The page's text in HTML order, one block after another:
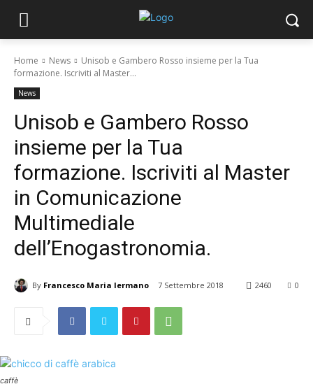
Home News
Unisob e Gambero Rosso insieme per la Tua
formazione. Iscriviti al Master...
News
Unisob e Gambero Rosso
insieme per la Tua
formazione. Iscriviti al Master
in Comunicazione
Multimediale
dell’Enogastronomia.
By Francesco Maria Iermano 7 Settembre 2018 0
2460
caffè